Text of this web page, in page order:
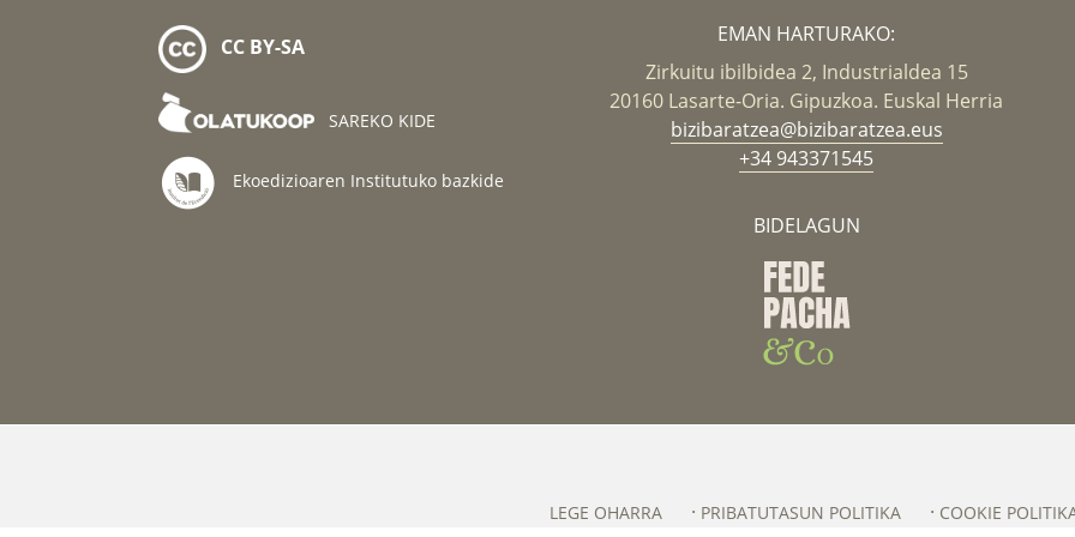
CC BY-SA
SAREKO KIDE
Ekoedizioaren Institutuko bazkide
EMAN HARTURAKO:
Zirkuitu ibilbidea 2, Industrialdea 15
20160 Lasarte-Oria. Gipuzkoa. Euskal Herria
bizibaratzea@bizibaratzea.eus
+34 943371545
BIDELAGUN
LEGE OHARRA PRIBATUTASUN POLITIKA COOKIE